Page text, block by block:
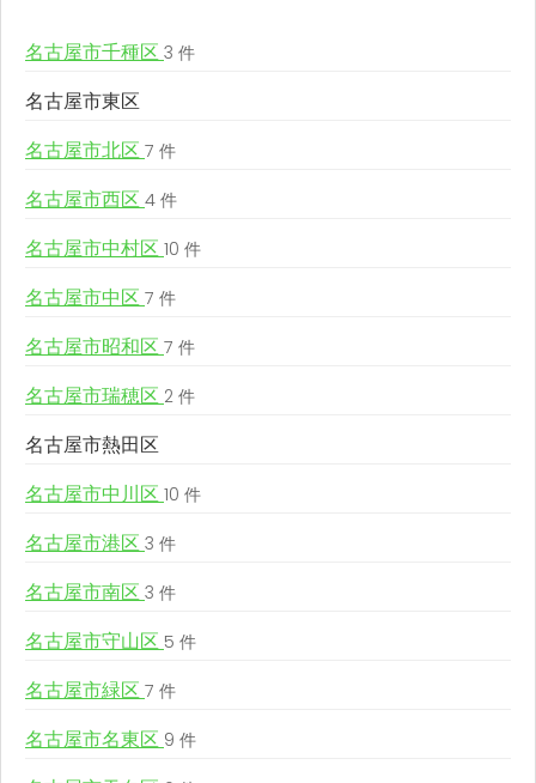
名古屋市千種区 3 件
名古屋市東区
名古屋市北区 7 件
名古屋市西区 4 件
名古屋市中村区 10 件
名古屋市中区 7 件
名古屋市昭和区 7 件
名古屋市瑞穂区 2 件
名古屋市熱田区
名古屋市中川区 10 件
名古屋市港区 3 件
名古屋市南区 3 件
名古屋市守山区 5 件
名古屋市緑区 7 件
名古屋市名東区 9 件